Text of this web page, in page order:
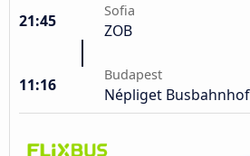
21:45
Sofia
ZOB
11:16
Budapest
Népliget Busbahnhof